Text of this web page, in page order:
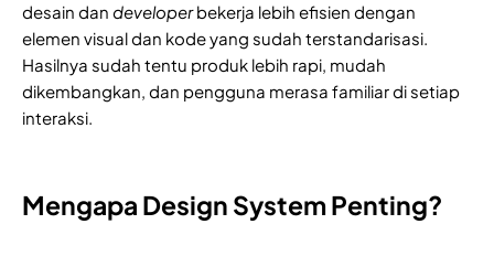
desain dan developerbekerja lebih efisien dengan
elemen visual dan kode yang sudah terstandarisasi.
Hasilnya sudah tentu produk lebih rapi, mudah
dikembangkan, dan pengguna merasa familiar di setiap
interaksi.
Mengapa Design System Penting?